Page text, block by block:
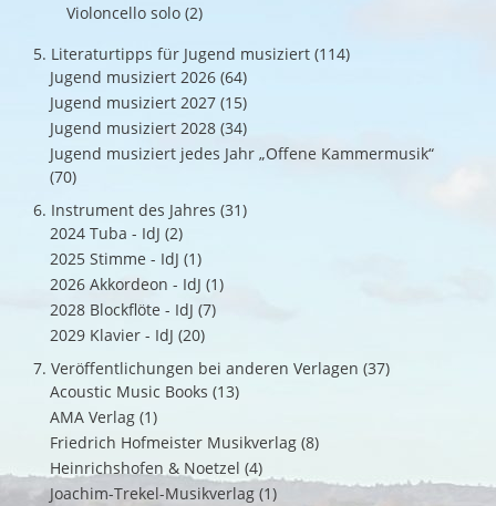
Violoncello solo (2)
5. Literaturtipps für Jugend musiziert (114)
Jugend musiziert 2026 (64)
Jugend musiziert 2027 (15)
Jugend musiziert 2028 (34)
Jugend musiziert jedes Jahr „Offene Kammermusik“
(70)
6. Instrument des Jahres (31)
2024 Tuba - IdJ (2)
2025 Stimme - IdJ (1)
2026 Akkordeon - IdJ (1)
2028 Blockflöte - IdJ (7)
2029 Klavier - IdJ (20)
7. Veröffentlichungen bei anderen Verlagen (37)
Acoustic Music Books (13)
AMA Verlag (1)
Friedrich Hofmeister Musikverlag (8)
Heinrichshofen & Noetzel (4)
Joachim-Trekel-Musikverlag (1)